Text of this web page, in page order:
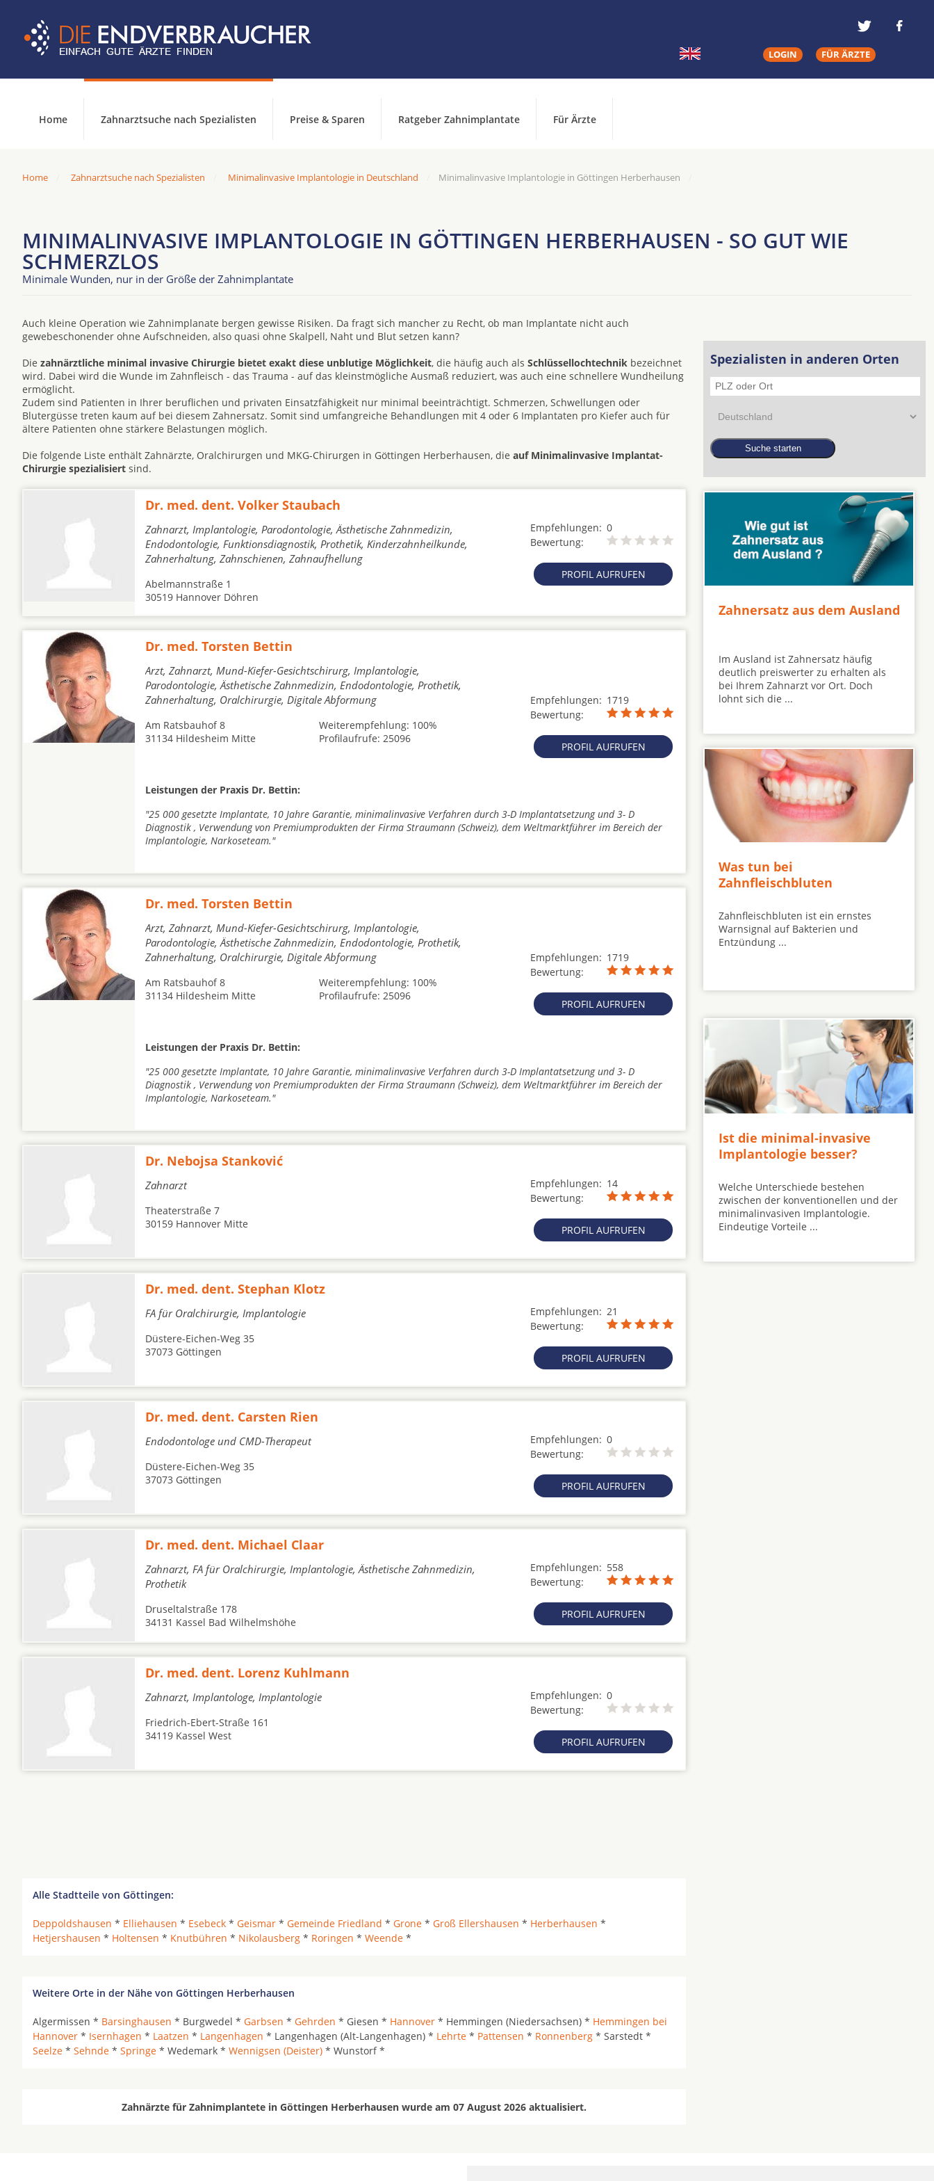
LOGIN FÜR ÄRZTE
Home Zahnarztsuche nach Spezialisten Preise & Sparen Ratgeber Zahnimplantate Für Ärzte
Home Zahnarztsuche nach Spezialisten Minimalinvasive Implantologie in Deutschland Minimalinvasive Implantologie in Göttingen Herberhausen
MINIMALINVASIVE IMPLANTOLOGIE IN GÖTTINGEN HERBERHAUSEN - SO GUT WIE
SCHMERZLOS
Minimale Wunden, nur in der Größe der Zahnimplantate
Auch kleine Operation wie Zahnimplanate bergen gewisse Risiken. Da fragt sich mancher zu Recht, ob man Implantate nicht auch
gewebeschonender ohne Aufschneiden, also quasi ohne Skalpell, Naht und Blut setzen kann?
Die zahnärztliche minimal invasive Chirurgie bietet exakt diese unblutige Möglichkeit, die häufig auch als Schlüssellochtechnik bezeichnet
wird. Dabei wird die Wunde im Zahnfleisch - das Trauma - auf das kleinstmögliche Ausmaß reduziert, was auch eine schnellere Wundheilung
ermöglicht.
Zudem sind Patienten in Ihrer beruflichen und privaten Einsatzfähigkeit nur minimal beeinträchtigt. Schmerzen, Schwellungen oder
Blutergüsse treten kaum auf bei diesem Zahnersatz. Somit sind umfangreiche Behandlungen mit 4 oder 6 Implantaten pro Kiefer auch für
ältere Patienten ohne stärkere Belastungen möglich.
Die folgende Liste enthält Zahnärzte, Oralchirurgen und MKG-Chirurgen in Göttingen Herberhausen, die auf Minimalinvasive Implantat-
Chirurgie spezialisiert sind.
Dr. med. dent. Volker Staubach
Zahnarzt, Implantologie, Parodontologie, Ästhetische Zahnmedizin,
Endodontologie, Funktionsdiagnostik, Prothetik, Kinderzahnheilkunde,
Zahnerhaltung, Zahnschienen, Zahnaufhellung
Empfehlungen: 0
Bewertung:
PROFIL AUFRUFEN
Abelmannstraße 1
30519 Hannover Döhren
Dr. med. Torsten Bettin
Arzt, Zahnarzt, Mund-Kiefer-Gesichtschirurg, Implantologie,
Parodontologie, Ästhetische Zahnmedizin, Endodontologie, Prothetik,
Zahnerhaltung, Oralchirurgie, Digitale Abformung
Empfehlungen: 1719
Bewertung:
PROFIL AUFRUFEN
Am Ratsbauhof 8
31134 Hildesheim Mitte
Weiterempfehlung: 100%
Profilaufrufe: 25096
Leistungen der Praxis Dr. Bettin:
"25 000 gesetzte Implantate, 10 Jahre Garantie, minimalinvasive Verfahren durch 3-D Implantatsetzung und 3- D
Diagnostik , Verwendung von Premiumprodukten der Firma Straumann (Schweiz), dem Weltmarktführer im Bereich der
Implantologie, Narkoseteam."
Dr. med. Torsten Bettin
Arzt, Zahnarzt, Mund-Kiefer-Gesichtschirurg, Implantologie,
Parodontologie, Ästhetische Zahnmedizin, Endodontologie, Prothetik,
Zahnerhaltung, Oralchirurgie, Digitale Abformung
Empfehlungen: 1719
Bewertung:
PROFIL AUFRUFEN
Am Ratsbauhof 8
31134 Hildesheim Mitte
Weiterempfehlung: 100%
Profilaufrufe: 25096
Leistungen der Praxis Dr. Bettin:
"25 000 gesetzte Implantate, 10 Jahre Garantie, minimalinvasive Verfahren durch 3-D Implantatsetzung und 3- D
Diagnostik , Verwendung von Premiumprodukten der Firma Straumann (Schweiz), dem Weltmarktführer im Bereich der
Implantologie, Narkoseteam."
Dr. Nebojsa Stanković
Zahnarzt Empfehlungen: 14
Bewertung:
PROFIL AUFRUFEN
Theaterstraße 7
30159 Hannover Mitte
Dr. med. dent. Stephan Klotz
FA für Oralchirurgie, Implantologie Empfehlungen: 21
Bewertung:
PROFIL AUFRUFEN
Düstere-Eichen-Weg 35
37073 Göttingen
Dr. med. dent. Carsten Rien
Endodontologe und CMD-Therapeut Empfehlungen: 0
Bewertung:
PROFIL AUFRUFEN
Düstere-Eichen-Weg 35
37073 Göttingen
Dr. med. dent. Michael Claar
Zahnarzt, FA für Oralchirurgie, Implantologie, Ästhetische Zahnmedizin,
Prothetik
Empfehlungen: 558
Bewertung:
PROFIL AUFRUFEN
Druseltalstraße 178
34131 Kassel Bad Wilhelmshöhe
Dr. med. dent. Lorenz Kuhlmann
Zahnarzt, Implantologe, Implantologie Empfehlungen: 0
Bewertung:
PROFIL AUFRUFEN
Friedrich-Ebert-Straße 161
34119 Kassel West
Alle Stadtteile von Göttingen:
Deppoldshausen * Elliehausen * Esebeck * Geismar * Gemeinde Friedland * Grone * Groß Ellershausen * Herberhausen *
Hetjershausen * Holtensen * Knutbühren * Nikolausberg * Roringen * Weende *
Weitere Orte in der Nähe von Göttingen Herberhausen
Algermissen * Barsinghausen * Burgwedel * Garbsen * Gehrden * Giesen * Hannover * Hemmingen (Niedersachsen) * Hemmingen bei
Hannover * Isernhagen * Laatzen * Langenhagen * Langenhagen (Alt-Langenhagen) * Lehrte * Pattensen * Ronnenberg * Sarstedt *
Seelze * Sehnde * Springe * Wedemark * Wennigsen (Deister) * Wunstorf *
Zahnärzte für Zahnimplantete in Göttingen Herberhausen wurde am 07 August 2026 aktualisiert.
Spezialisten in anderen Orten
Zahnersatz aus dem Ausland
Im Ausland ist Zahnersatz häufig
deutlich preiswerter zu erhalten als
bei Ihrem Zahnarzt vor Ort. Doch
lohnt sich die ...
Was tun bei
Zahnfleischbluten
Zahnfleischbluten ist ein ernstes
Warnsignal auf Bakterien und
Entzündung ...
Ist die minimal-invasive
Implantologie besser?
Welche Unterschiede bestehen
zwischen der konventionellen und der
minimalinvasiven Implantologie.
Eindeutige Vorteile ...